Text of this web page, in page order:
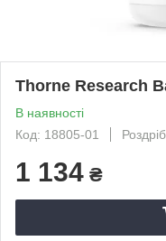
Thorne Research
В наявності
Код: 18805-01
Роздріб
1 134 ₴